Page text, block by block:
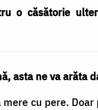
o căsătorie
asta ne va arăta
mere cu pere.